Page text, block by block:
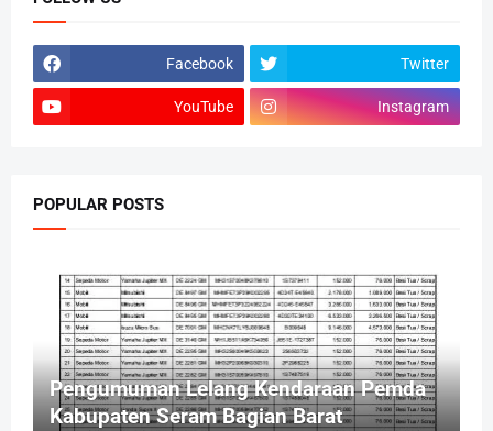
Facebook Twitter
YouTube Instagram
POPULAR POSTS
Pengumuman Lelang Kendaraan Pemda
Kabupaten Seram Bagian Barat